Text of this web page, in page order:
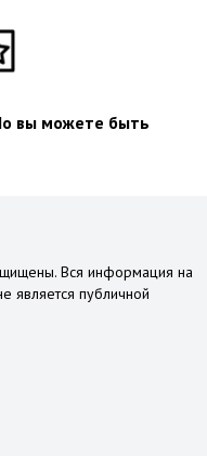
вы можете быть
Вся информация на
является публичной